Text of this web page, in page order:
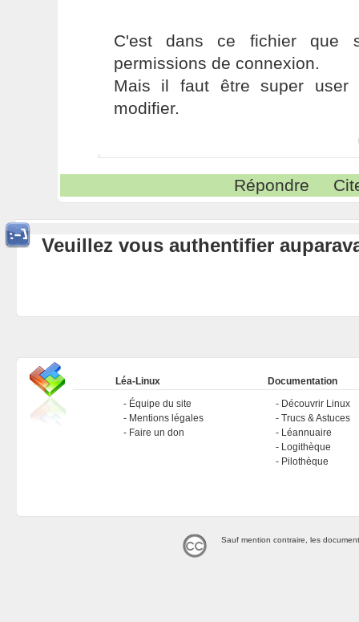
C'est dans ce fichier que
permissions de connexion.
Mais il faut être super user
modifier.
Répondre
Veuillez vous authentifier
Léa-Linux
Équipe du site
Mentions légales
Faire un don
Documentation
Découvrir Linux
Trucs & Astuces
Léannuaire
Logithèque
Pilothèque
Sauf mention contraire, les